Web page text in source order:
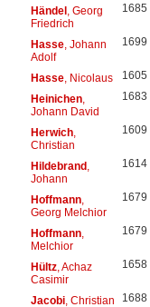
Händel, Georg
Friedrich
1685
Hasse, Johann
Adolf
1699
Hasse, Nicolaus 1605
Heinichen,
Johann David
1683
Herwich,
Christian
1609
Hildebrand,
Johann
1614
Hoffmann,
Georg Melchior
1679
Hoffmann,
Melchior
1679
Hültz, Achaz
Casimir
1658
Jacobi, Christian
1688